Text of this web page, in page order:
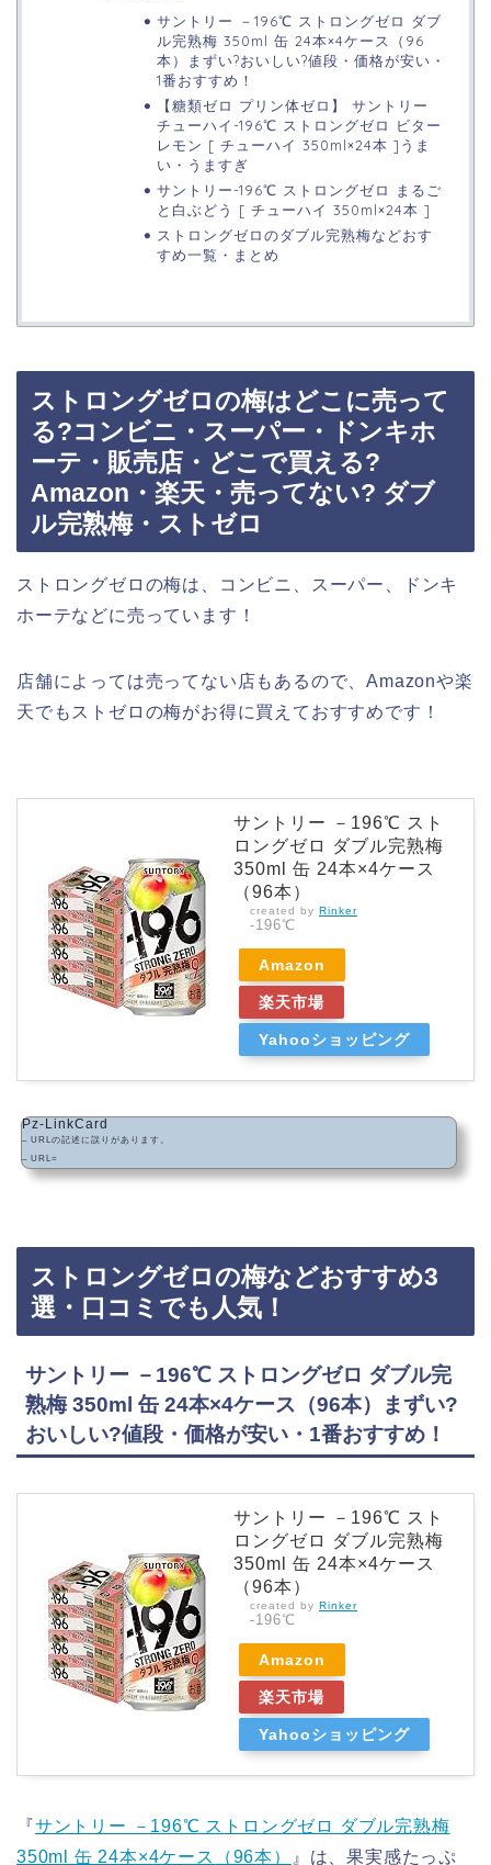
サントリー －196℃ ストロングゼロ ダブ
ル完熟梅 350ml 缶 24本×4ケース（96
本）まずい?おいしい?値段・価格が安い・
1番おすすめ！
【糖類ゼロ プリン体ゼロ】 サントリー
チューハイ-196℃ ストロングゼロ ビター
レモン [ チューハイ 350ml×24本 ]うま
い・うますぎ
サントリー-196℃ ストロングゼロ まるご
と白ぶどう [ チューハイ 350ml×24本 ]
ストロングゼロのダブル完熟梅などおす
すめ一覧・まとめ
ストロングゼロの梅はどこに売って
る?コンビニ・スーパー・ドンキホ
ーテ・販売店・どこで買える?
Amazon・楽天・売ってない? ダブ
ル完熟梅・ストゼロ
ストロングゼロの梅は、コンビニ、スーパー、ドンキ
ホーテなどに売っています！
店舗によっては売ってない店もあるので、Amazonや楽
天でもストゼロの梅がお得に買えておすすめです！
サントリー －196℃ スト
ロングゼロ ダブル完熟梅
350ml 缶 24本×4ケース
（96本）
created by Rinker
-196℃
Amazon
楽天市場
Yahooショッピング
Pz-LinkCard
– URLの記述に誤りがあります。
– URL=
ストロングゼロの梅などおすすめ3
選・口コミでも人気！
サントリー －196℃ ストロングゼロ ダブル完
熟梅 350ml 缶 24本×4ケース（96本）まずい?
おいしい?値段・価格が安い・1番おすすめ！
サントリー －196℃ スト
ロングゼロ ダブル完熟梅
350ml 缶 24本×4ケース
（96本）
created by Rinker
-196℃
Amazon
楽天市場
Yahooショッピング
『サントリー －196℃ ストロングゼロ ダブル完熟梅
350ml 缶 24本×4ケース（96本）
』は、果実感たっぷ